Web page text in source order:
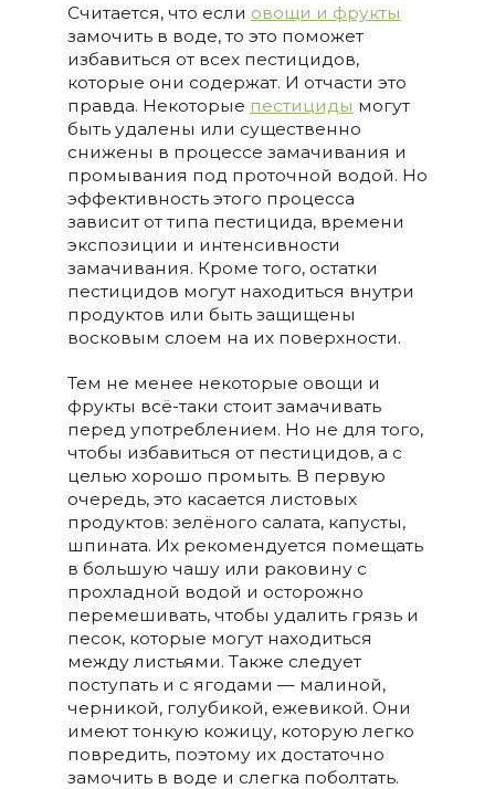
Считается, что если овощи и фрукты
замочить в воде, то это поможет
избавиться от всех пестицидов,
которые они содержат. И отчасти это
правда. Некоторые пестициды могут
быть удалены или существенно
снижены в процессе замачивания и
промывания под проточной водой. Но
эффективность этого процесса
зависит от типа пестицида, времени
экспозиции и интенсивности
замачивания. Кроме того, остатки
пестицидов могут находиться внутри
продуктов или быть защищены
восковым слоем на их поверхности.
Тем не менее некоторые овощи и
фрукты всё-таки стоит замачивать
перед употреблением. Но не для того,
чтобы избавиться от пестицидов, а с
целью хорошо промыть. В первую
очередь, это касается листовых
продуктов: зелёного салата, капусты,
шпината. Их рекомендуется помещать
в большую чашу или раковину с
прохладной водой и осторожно
перемешивать, чтобы удалить грязь и
песок, которые могут находиться
между листьями. Также следует
поступать и с ягодами — малиной,
черникой, голубикой, ежевикой. Они
имеют тонкую кожицу, которую легко
повредить, поэтому их достаточно
замочить в воде и слегка поболтать.